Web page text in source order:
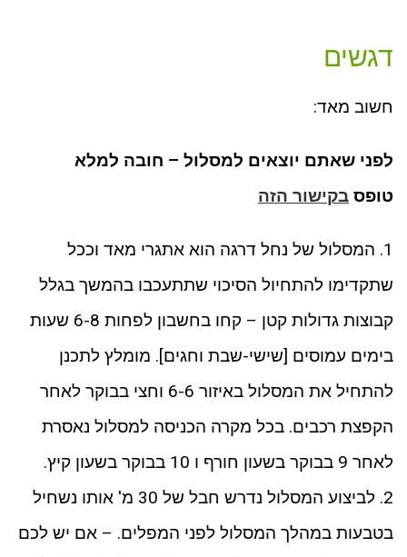
דגשים
חשוב מאד:
לפני שאתם יוצאים למסלול – חובה למלא
טופס בקישור הזה
1. המסלול של נחל דרגה הוא אתגרי מאד וככל
שתקדימו להתחיול הסיכוי שתתעכבו בהמשך בגלל
קבוצות גדולות קטן – קחו בחשבון לפחות 6-8 שעות
בימים עמוסים [שישי-שבת וחגים]. מומלץ לתכנן
להתחיל את המסלול באיזור 6-6 וחצי בבוקר לאחר
הקפצת רכבים. בכל מקרה הכניסה למסלול נאסרת
לאחר 9 בבוקר בשעון חורף ו 10 בבוקר בשעון קיץ.
2. לביצוע המסלול נדרש חבל של 30 מ' אותו נשחיל
בטבעות במהלך המסלול לפני המפלים. – אם יש לכם